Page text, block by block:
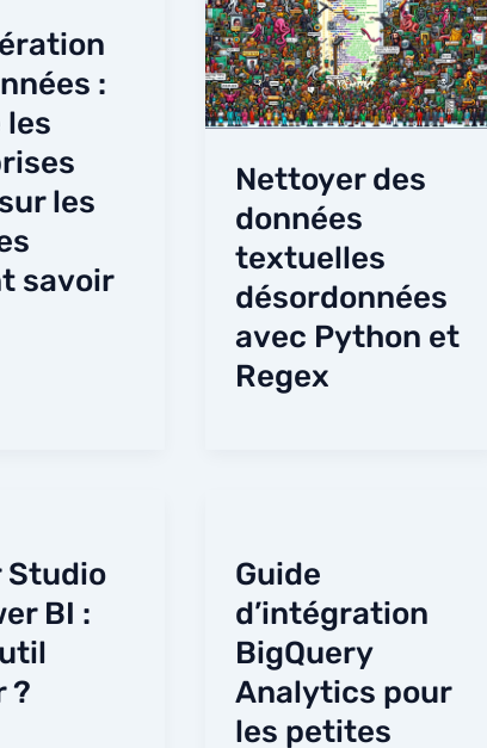
:
les
les
savoir
Nettoyer des
données
textuelles
désordonnées
avec Python et
Regex
Studio
BI :
?
Guide
d’intégration
BigQuery
Analytics pour
les petites